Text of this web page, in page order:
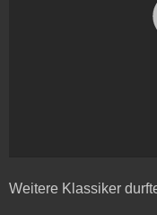
Weitere Klassiker